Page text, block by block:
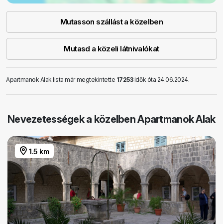
Mutasson szállást a közelben
Mutasd a közeli látnivalókat
Apartmanok Alak lista már megtekintette 17253idők óta 24.06.2024.
Nevezetességek a közelben Apartmanok Alak
1.5 km